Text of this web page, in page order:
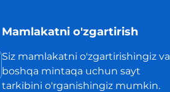
Mamlakatni o'zgartirish
Siz mamlakatni o'zgartirishingiz va
boshqa mintaqa uchun sayt
tarkibini o'rganishingiz mumkin.